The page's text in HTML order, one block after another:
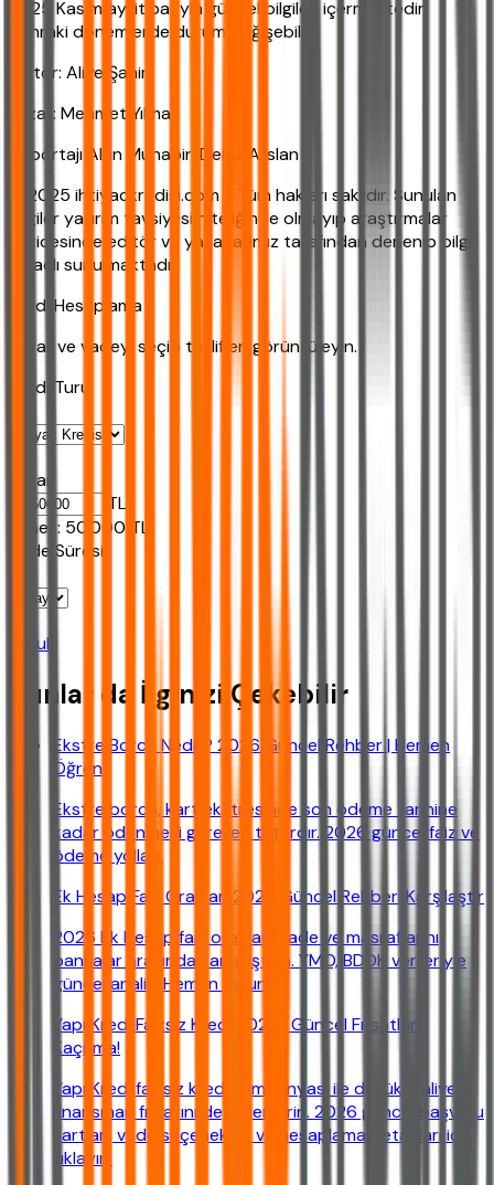
2025 Kasım ayı itibarıyla güncel bilgileri içermektedir.
Sonraki dönemlerde durum değişebilir.
Editör: Aliye Şahin
Yazar: Mehmet Yılmaz
Röportajı Alan Muhabir: Deniz Arslan
© 2025 ihtiyackredisi.com - Tüm hakları saklıdır. Sunulan
bilgiler yatırım tavsiyesi niteliğinde olmayıp araştırmalar
neticesinde editör ve yazarlarımız tarafından derlenip bilgi
amaçlı sunulmaktadır.
Kredi Hesaplama
Tutar ve vadeyi seçip teklifleri görüntüleyin.
Kredi Turu
Tutar
TL
Ornek: 50.000 TL
Vade Süresi
Bul
Bunlar da İlginizi Çekebilir
Ekstre Borcu Nedir? 2026 Güncel Rehber | Hemen
Öğren
Ekstre borcu, kart ekstresinde son ödeme tarihine
kadar ödenmesi gereken tutardır. 2026 güncel faiz ve
ödeme yolları.
Ek Hesap Faiz Oranları 2026 Güncel Rehberi Karşılaştır
2026 Ek Hesap faiz oranları, vade ve masraflarını
bankalar arasında karşılaştırın. YMO, BDDK verileriyle
güncel analiz. Hemen bulun.
Yapı Kredi Faizsiz Kredi 2026 | Güncel Fırsatları
Kaçırma!
Yapı Kredi faizsiz kredi kampanyası ile düşük maliyetli
finansman fırsatını değerlendirin. 2026 güncel başvuru
şartları, vade seçenekleri ve hesaplama detayları için
tıklayın.